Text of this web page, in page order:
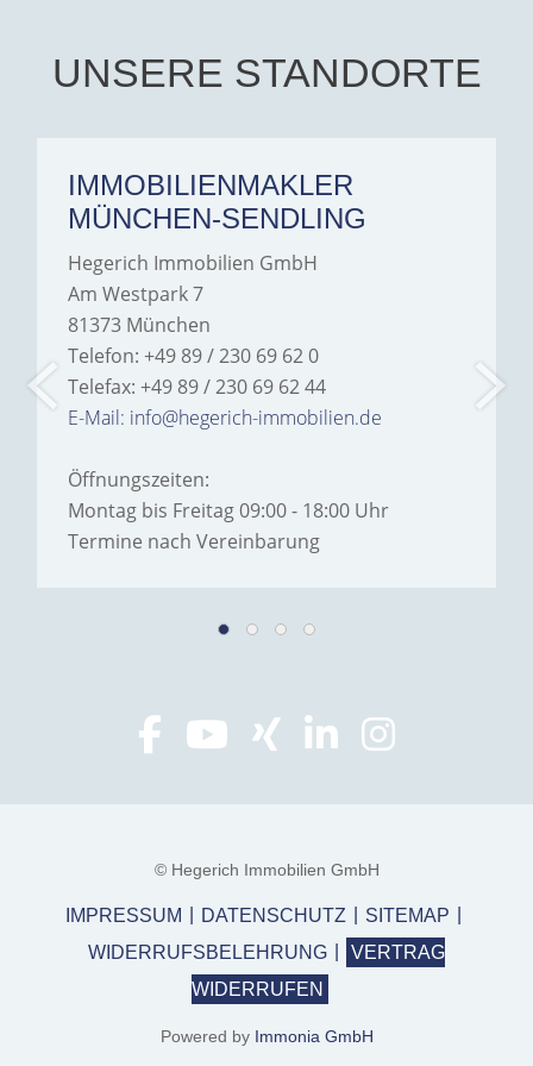
UNSERE STANDORTE
IMMOBILIENMAKLER
MÜNCHEN-SENDLING
Hegerich Immobilien GmbH
Am Westpark 7
81373 München
Telefon: +49 89 / 230 69 62 0
Telefax: +49 89 / 230 69 62 44
E-Mail: info@hegerich-immobilien.de
Öffnungszeiten:
Montag bis Freitag 09:00 - 18:00 Uhr
Termine nach Vereinbarung
© Hegerich Immobilien GmbH
IMPRESSUM DATENSCHUTZ
SITEMAP
WIDERRUFSBELEHRUNG
VERTRAG
WIDERRUFEN
Powered by Immonia GmbH